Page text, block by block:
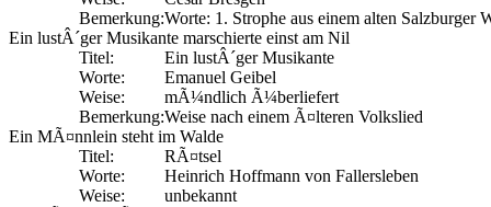
Bemerkung:Worte: 1. Strophe aus einem alten Salzburger
Ein lustÂ´ger Musikante marschierte einst am Nil
Titel:
Ein lustÂ´ger Musikante
Worte:
Emanuel Geibel
Weise:
mÃ¼ndlich Ã¼berliefert
Bemerkung:Weise nach einem Ã¤lteren Volkslied
Ein MÃ¤nnlein steht im Walde
Titel:
RÃ¤tsel
Worte:
Heinrich Hoffmann von Fallersleben
Weise:
unbekannt